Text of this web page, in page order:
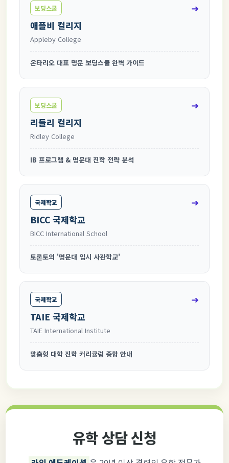
보딩스쿨 ➔
애플비 컬리지
Appleby College
온타리오 대표 명문 보딩스쿨 완벽 가이드
보딩스쿨 ➔
리들리 컬리지
Ridley College
IB 프로그램 & 명문대 진학 전략 분석
국제학교 ➔
BICC 국제학교
BICC International School
토론토의 '명문대 입시 사관학교'
국제학교 ➔
TAIE 국제학교
TAIE International Institute
맞춤형 대학 진학 커리큘럼 종합 안내
유학 상담 신청